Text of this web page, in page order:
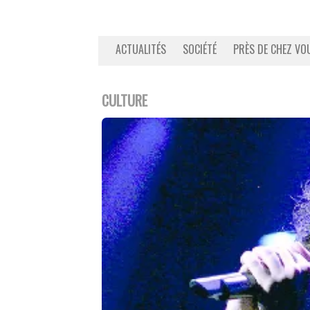
ACTUALITÉS SOCIÉTÉ PRÈS DE CHEZ
CULTURE